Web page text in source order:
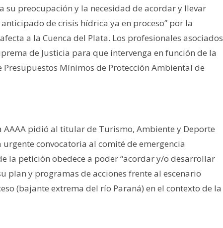
su preocupación y la necesidad de acordar y llevar
de crisis hídrica ya en proceso” por la
a la Cuenca del Plata. Los profesionales asociados
de Justicia para que intervenga en función de la
Presupuestos Mínimos de Protección Ambiental de
AAAA pidió al titular de Turismo, Ambiente y Deporte
urgente convocatoria al comité de emergencia
la petición obedece a poder “acordar y/o desarrollar
plan y programas de acciones frente al escenario
(bajante extrema del río Paraná) en el contexto de la